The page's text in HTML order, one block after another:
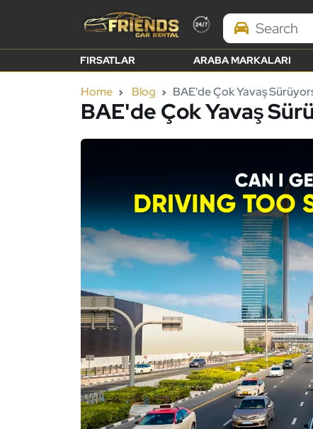
Search Brands
FIRSATLAR ARABA MARKALARI
Home Blog BAE'de Çok Yavaş
BAE'de Çok Yavaş